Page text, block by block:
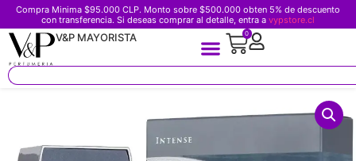
Compra Minima $95.000 CLP. Monto sobre $500.000 obten 5% de descuento
con transferencia. Si deseas comprar al detalle, entra a vypstore.cl
V&P MAYORISTA 0